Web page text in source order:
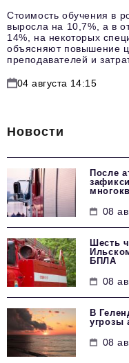
Стоимость обучения в
выросла на 10,7%, а в
14%, на некоторых
объясняют повышение
преподавателей и
04 августа 14:15
Новости
После
08
Шесть
БПЛА
08
В
угрозы
08